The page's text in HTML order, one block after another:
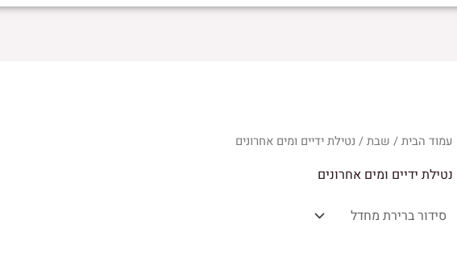
עמוד הבית/ שבת/ נטילת ידיים ומים אחרונים
נטילת ידיים ומים אחרונים